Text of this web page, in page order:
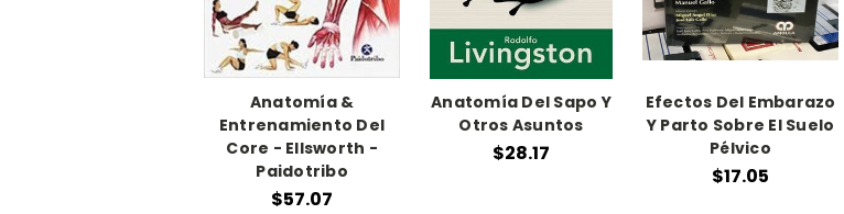
Anatomía &
Entrenamiento Del
Core - Ellsworth -
Paidotribo
$57.07
Anatomía Del Sapo Y
Otros Asuntos
$28.17
Efectos Del Embarazo
Y Parto Sobre El Suelo
Pélvico
$17.05